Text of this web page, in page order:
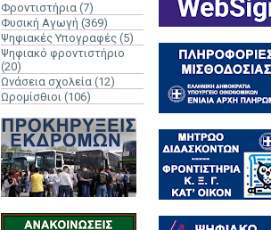
Φροντιστήρια (7)
Φυσική Αγωγή (369)
Ψηφιακές Υπογραφές (5)
Ψηφιακό φροντιστήριο
(20)
Ωνάσεια σχολεία (12)
Ωρομίσθιοι (106)